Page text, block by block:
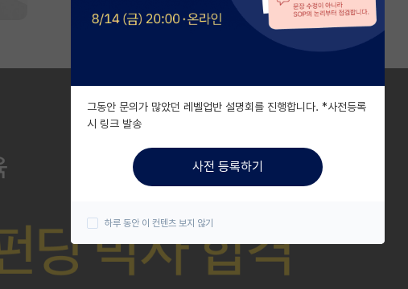
그동안 문의가 많았던 레벨업반 설명회를 진행합니다. *사전등록
시 링크 발송
사전 등록하기
하루 동안 이 컨텐츠 보지 않기